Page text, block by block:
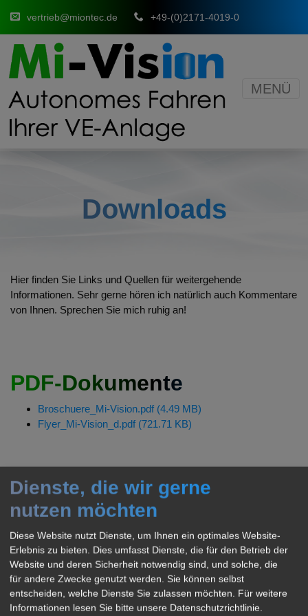
vertrieb@miontec.de +49-(0)2171-4019-0
Downloads
MENÜ
Downloads
Hier finden Sie Links und Quellen für weitergehende
Informationen. Sehr gerne hören ich natürlich auch Kommentare
von Ihnen. Sprechen Sie mich ruhig an!
PDF-Dokumente
Broschuere_Mi-Vision.pdf (4.49 MB)
Flyer_Mi-Vision_d.pdf (721.71 KB)
Fachbuch
Literaturverzeichnis
Dienste, die wir gerne
nutzen möchten
Diese Website nutzt Dienste, um Ihnen ein optimales Website-
Erlebnis zu bieten. Dies umfasst Dienste, die für den Betrieb der
Website und deren Sicherheit notwendig sind, und solche, die
für andere Zwecke genutzt werden. Sie können selbst
entscheiden, welche Dienste Sie zulassen möchten. Für weitere
Informationen lesen Sie bitte unsere Datenschutzrichtlinie.